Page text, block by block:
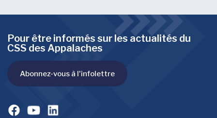
Pour être informés sur les actualités du
CSS des Appalaches
Abonnez-vous à l'infolettre